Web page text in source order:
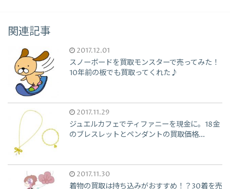
関連記事
2017.12.01
スノーボードを買取モンスターで売ってみた！
10年前の板でも買取ってくれた♪
2017.11.29
ジュエルカフェでティファニーを現金に。18金
のブレスレットとペンダントの買取価格...
2017.11.30
着物の買取は持ち込みがおすすめ！？30着を売